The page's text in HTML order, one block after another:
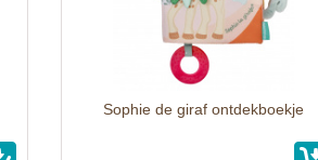
Sophie de giraf ontdekboekje